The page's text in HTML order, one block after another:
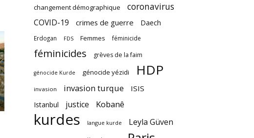
changement démographique coronavirus
COVID-19 crimes de guerre Daech
Erdogan FDS Femmes féminicide
féminicides grèves de la faim
génocide Kurde génocide yézidi HDP
invasion invasion turque ISIS
Istanbul justice Kobanê
kurdes langue kurde Leyla Güven